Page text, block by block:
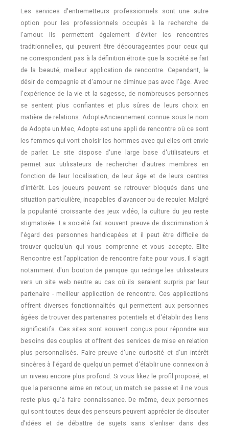
Les services d'entremetteurs professionnels sont une autre
option pour les professionnels occupés à la recherche de
l'amour. Ils permettent également d'éviter les rencontres
traditionnelles, qui peuvent être décourageantes pour ceux qui
ne correspondent pas à la définition étroite que la société se fait
de la beauté, meilleur application de rencontre. Cependant, le
désir de compagnie et d'amour ne diminue pas avec l'âge. Avec
l'expérience de la vie et la sagesse, de nombreuses personnes
se sentent plus confiantes et plus sûres de leurs choix en
matière de relations. AdopteAnciennement connue sous le nom
de Adopte un Mec, Adopte est une appli de rencontre où ce sont
les femmes qui vont choisir les hommes avec qui elles ont envie
de parler. Le site dispose d'une large base d'utilisateurs et
permet aux utilisateurs de rechercher d'autres membres en
fonction de leur localisation, de leur âge et de leurs centres
d'intérêt. Les joueurs peuvent se retrouver bloqués dans une
situation particulière, incapables d'avancer ou de reculer. Malgré
la popularité croissante des jeux vidéo, la culture du jeu reste
stigmatisée. La société fait souvent preuve de discrimination à
l'égard des personnes handicapées et il peut être difficile de
trouver quelqu'un qui vous comprenne et vous accepte. Elite
Rencontre est l'application de rencontre faite pour vous. Il s'agit
notamment d'un bouton de panique qui redirige les utilisateurs
vers un site web neutre au cas où ils seraient surpris par leur
partenaire - meilleur application de rencontre. Ces applications
offrent diverses fonctionnalités qui permettent aux personnes
âgées de trouver des partenaires potentiels et d'établir des liens
significatifs. Ces sites sont souvent conçus pour répondre aux
besoins des couples et offrent des services de mise en relation
plus personnalisés. Faire preuve d'une curiosité et d'un intérêt
sincères à l'égard de quelqu'un permet d'établir une connexion à
un niveau encore plus profond. Si vous likez le profil proposé, et
que la personne aime en retour, un match se passe et il ne vous
reste plus qu'à faire connaissance. De même, deux personnes
qui sont toutes deux des penseurs peuvent apprécier de discuter
d'idées et de débattre de sujets sans s'enliser dans des